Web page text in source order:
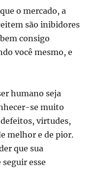
o mercado, a
são inibidores
consigo
você mesmo, e
humano seja
se muito
virtudes,
melhor e de pior.
que sua
esse